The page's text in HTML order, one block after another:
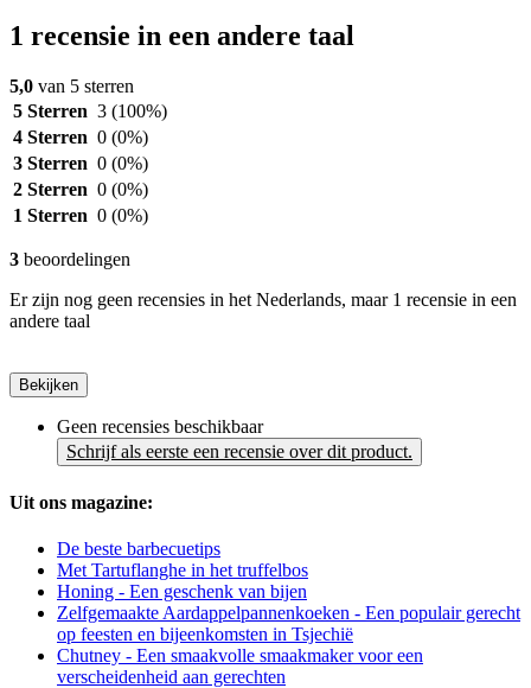
1 recensie in een andere taal
5,0 van 5 sterren
5 Sterren 3 (100%)
4 Sterren 0 (0%)
3 Sterren 0 (0%)
2 Sterren 0 (0%)
1 Sterren 0 (0%)
3 beoordelingen
Er zijn nog geen recensies in het Nederlands, maar 1 recensie in een
andere taal
Bekijken
Geen recensies beschikbaar
Schrijf als eerste een recensie over dit product.
Uit ons magazine:
De beste barbecuetips
Met Tartuflanghe in het truffelbos
Honing - Een geschenk van bijen
Zelfgemaakte Aardappelpannenkoeken - Een populair gerecht
op feesten en bijeenkomsten in Tsjechië
Chutney - Een smaakvolle smaakmaker voor een
verscheidenheid aan gerechten